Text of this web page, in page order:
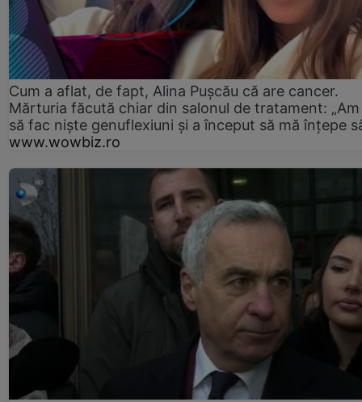
Cum a aflat, de fapt, Alina Pușcău că are cancer.
Mărturia făcută chiar din salonul de tratament:
să fac niște genuflexiuni și a început să mă înțepe
www.wowbiz.ro